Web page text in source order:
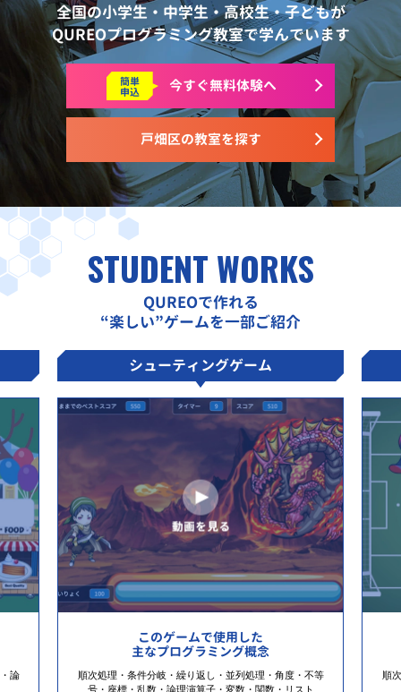
全国の小学生・中学生・高校生・子どもが
QUREOプログラミング教室で学んでいます
戸畑区の教室を探す
簡単
申込 今すぐ無料体験へ
STUDENT WORKS
QUREOで作れる
“楽しい”ゲームを一部ご紹介
論
シューティングゲーム
このゲームで使用した
主なプログラミング概念
順次処理・条件分岐・繰り返し・並列処理・角度・不等
号・座標・乱数・論理演算子・変数・関数・リスト
順